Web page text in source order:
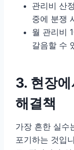
관리비 산
중에 분쟁
월 관리비
갈음할 수
3. 현장
해결책
가장 흔한 실수
포기하는 것입